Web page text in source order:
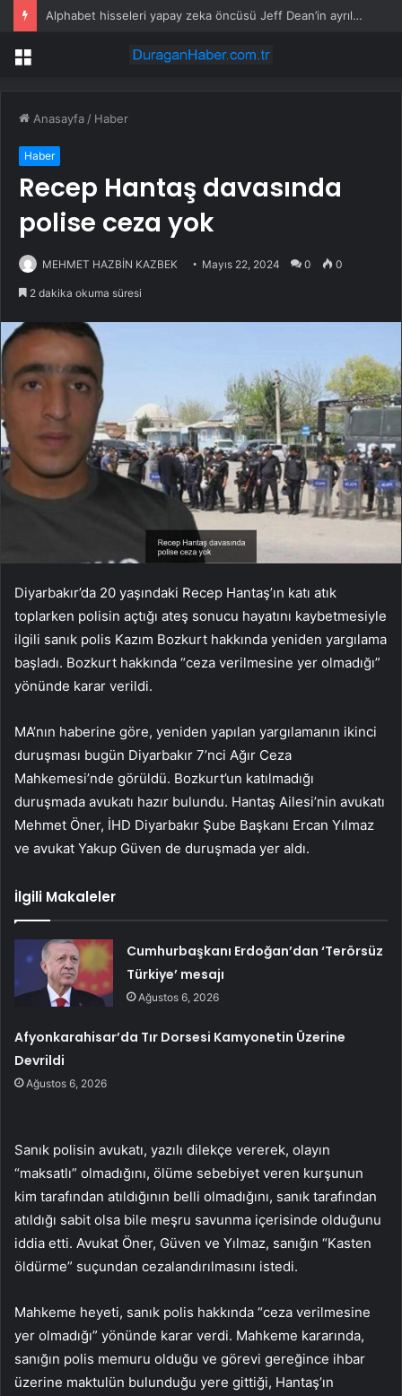
Afyonkarahisar’da Tır Dorsesi Kamyonetin Üzerine Devrildi
Menü
Anasayfa / Haber
Haber
Recep Hantaş davasında
polise ceza yok
MEHMET HAZBİN KAZBEK Mayıs 22, 2024 0 0
2 dakika okuma süresi
Diyarbakır’da 20 yaşındaki Recep Hantaş’ın katı atık
toplarken polisin açtığı ateş sonucu hayatını kaybetmesiyle
ilgili sanık polis Kazım Bozkurt hakkında yeniden yargılama
başladı. Bozkurt hakkında “ceza verilmesine yer olmadığı”
yönünde karar verildi.
MA’nın haberine göre, yeniden yapılan yargılamanın ikinci
duruşması bugün Diyarbakır 7’nci Ağır Ceza
Mahkemesi’nde görüldü. Bozkurt’un katılmadığı
duruşmada avukatı hazır bulundu. Hantaş Ailesi’nin avukatı
Mehmet Öner, İHD Diyarbakır Şube Başkanı Ercan Yılmaz
ve avukat Yakup Güven de duruşmada yer aldı.
İlgili Makaleler
Cumhurbaşkanı Erdoğan’dan ‘Terörsüz
Türkiye’ mesajı
Ağustos 6, 2026
Afyonkarahisar’da Tır Dorsesi Kamyonetin Üzerine
Devrildi
Ağustos 6, 2026
Sanık polisin avukatı, yazılı dilekçe vererek, olayın
“maksatlı” olmadığını, ölüme sebebiyet veren kurşunun
kim tarafından atıldığının belli olmadığını, sanık tarafından
atıldığı sabit olsa bile meşru savunma içerisinde olduğunu
iddia etti. Avukat Öner, Güven ve Yılmaz, sanığın “Kasten
öldürme” suçundan cezalandırılmasını istedi.
Mahkeme heyeti, sanık polis hakkında “ceza verilmesine
yer olmadığı” yönünde karar verdi. Mahkeme kararında,
sanığın polis memuru olduğu ve görevi gereğince ihbar
üzerine maktulün bulunduğu yere gittiği, Hantaş’ın